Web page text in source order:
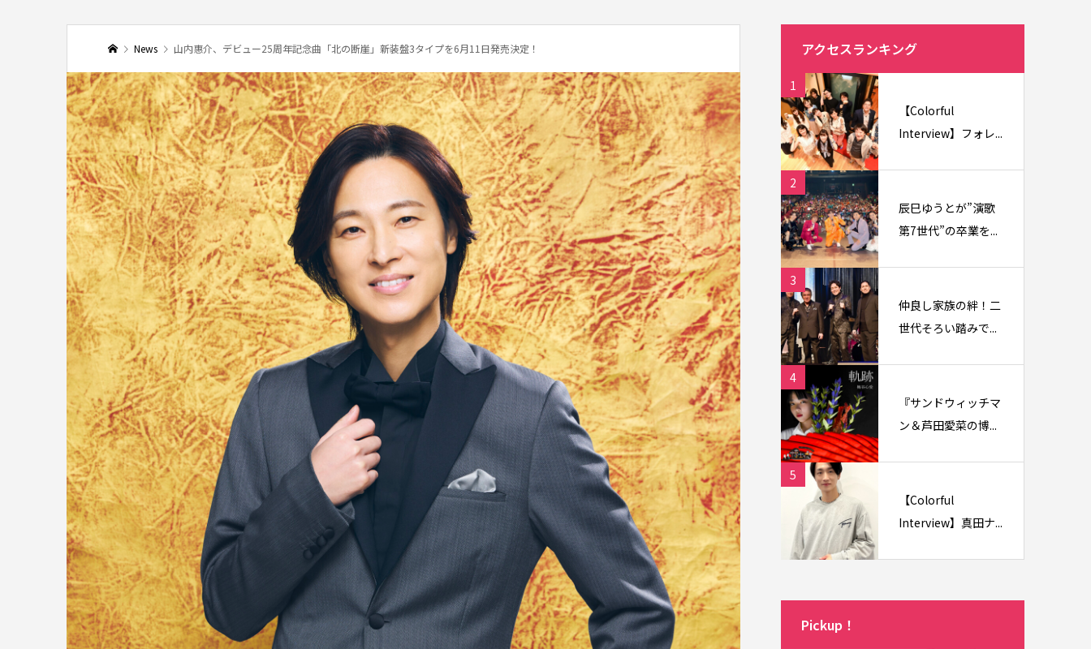
News 山内惠介、デビュー25周年記念曲「北の断崖」新装盤3タイプを6月11日発売決定！ アクセスランキング
1
【Colorful
Interview】フォレ...
2
辰巳ゆうとが”演歌
第7世代”の卒業を...
3
仲良し家族の絆！二
世代そろい踏みで...
4
『サンドウィッチマ
ン＆芦田愛菜の博...
5
【Colorful
Interview】真田ナ...
Pickup！